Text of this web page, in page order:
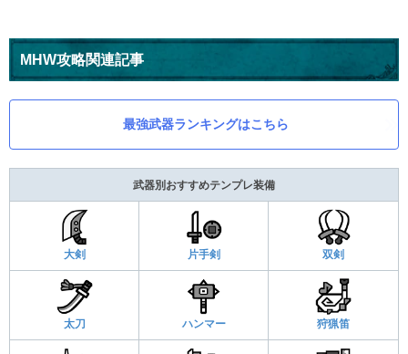
MHW攻略関連記事
最強武器ランキングはこちら
武器別おすすめテンプレ装備
大剣 片手剣 双剣
太刀 ハンマー 狩猟笛